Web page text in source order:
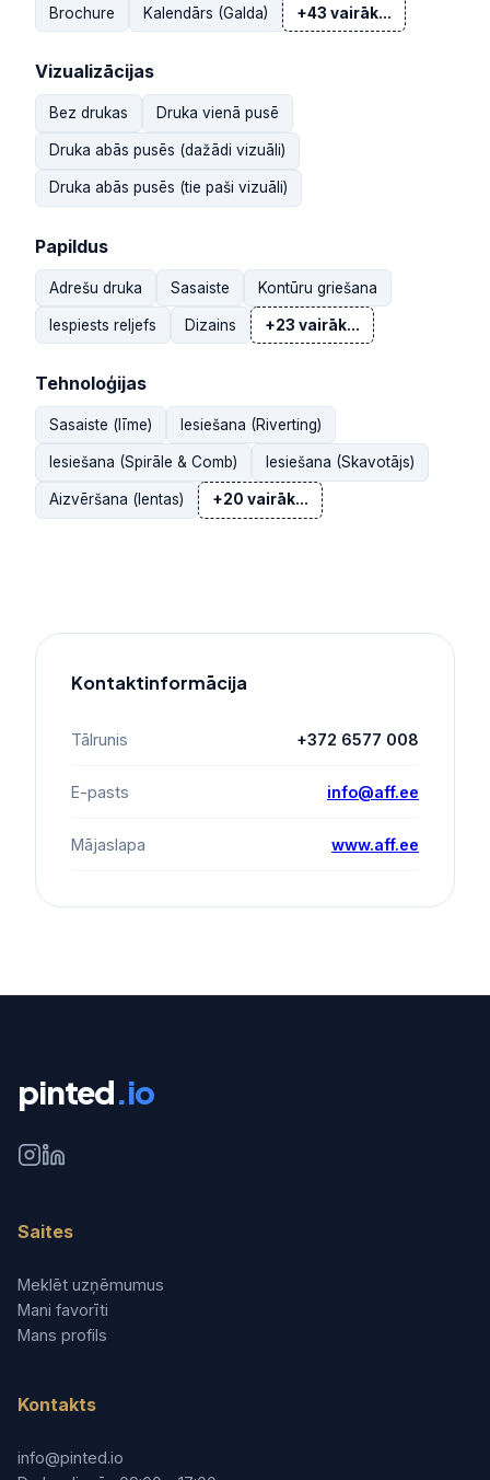
Brochure Kalendārs (Galda) +43 vairāk...
Vizualizācijas
Bez drukas Druka vienā pusē
Druka abās pusēs (dažādi vizuāli)
Druka abās pusēs (tie paši vizuāli)
Papildus
Adrešu druka Sasaiste Kontūru griešana
Iespiests reljefs Dizains +23 vairāk...
Tehnoloģijas
Sasaiste (līme) Iesiešana (Riverting)
Iesiešana (Spirāle & Comb) Iesiešana (Skavotājs)
Aizvēršana (lentas) +20 vairāk...
Kontaktinformācija
Tālrunis +372 6577 008
E-pasts info@aff.ee
Mājaslapa www.aff.ee
pinted.io
Saites
Meklēt uzņēmumus
Mani favorīti
Mans profils
Kontakts
info@pinted.io